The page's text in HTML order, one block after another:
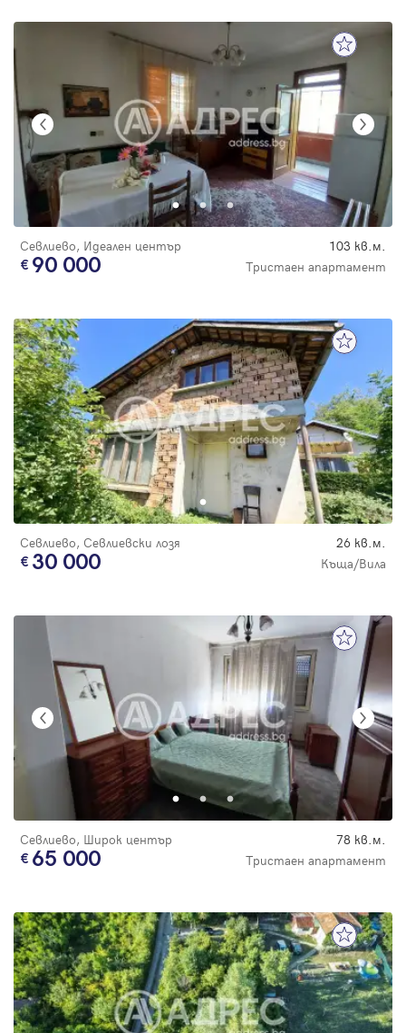
Севлиево, Идеален център 103 кв.м.
90 000 Тристаен апартамент
Севлиево, Севлиевски лозя 26 кв.м.
30 000 Къща/Вила
Севлиево, Широк център 78 кв.м.
65 000 Тристаен апартамент